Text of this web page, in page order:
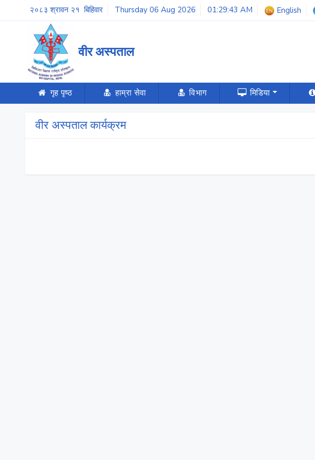
२०८३ श्रावन २१ बिहिवार Thursday 06 Aug 2026 01:29:43 AM English
वीर अस्पताल
गृह पृष्ठ हाम्रा सेवा विभाग मिडिया
वीर अस्पताल कार्यक्रम